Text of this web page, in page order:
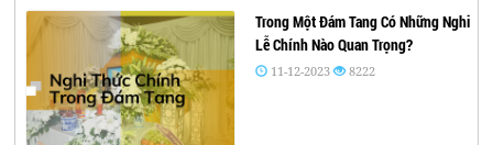
Trong Một Đám Tang Có Những Nghi
Lễ Chính Nào Quan Trọng?
11-12-2023 8222